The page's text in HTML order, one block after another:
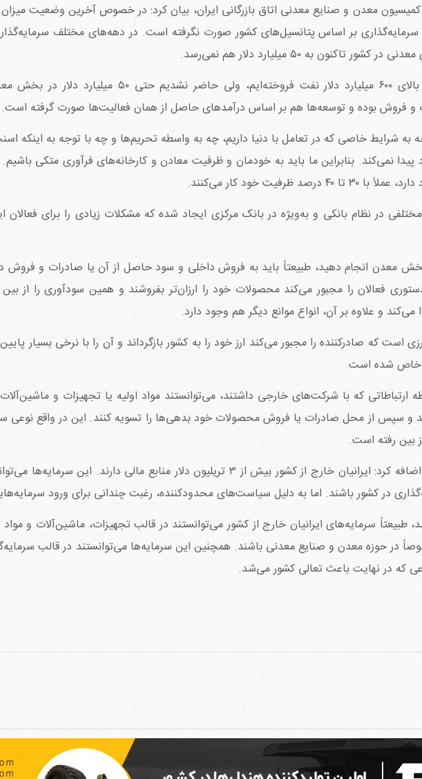
معدن و صنایع معدنی اتاق بازرگانی ایران، بیان کرد: در خصوص آخرین وضعیت میزان
سرمایه‌گذاری بر اساس پتانسیل‌های کشور صورت نگرفته است. در دهه‌های مختلف
به ۵۰ میلیارد دلار هم نمی‌رسد.
وی افزود: این در حالی است که ما در مقاطعی بالای ۶۰۰ میلیارد دلار نفت
و فروش بوده و توسعه‌ها هم بر اساس درآمدهای حاصل از همان فعالیت‌ها صورت گرفته است.
به شرایط خاصی که در تعامل با دنیا داریم، چه به واسطه تحریم‌ها و چه با توجه به اینکه
نمی‌کند. بنابراین ما باید به خودمان و ظرفیت معادن و کارخانه‌های فرآوری متکی باشیم.
خود کار می‌کنند.
در نظام بانکی و به‌ویژه در بانک مرکزی ایجاد شده که مشکلات زیادی را برای فعالان
معدن انجام دهید، طبیعتاً باید به فروش داخلی و سود حاصل از آن یا صادرات و فروش
فعالان را مجبور می‌کند محصولات خود را ارزان‌تر بفروشند و همین سودآوری را از
و علاوه بر آن، انواع موانع دیگر هم وجود دارد.
است که صادرکننده را مجبور می‌کند ارز خود را به کشور بازگرداند و آن را با نرخی بسیار
خاص شده است.
ارتباطاتی که با شرکت‌های خارجی داشتند، می‌توانستند مواد اولیه یا تجهیزات و
و سپس از محل صادرات یا فروش محصولات خود بدهی‌ها را تسویه کنند. این در واقع نوعی
بین رفته است.
رئیس کمیسیون معدن و صنایع معدنی اتاق ایران اضافه کرد: ایرانیان خارج از کشور بیش از ۳ تریلیون دلار منابع
در کشور باشند. اما به دلیل سیاست‌های محدودکننده، رغبت چندانی برای ورود
سرمایه‌های ایرانیان خارج از کشور می‌توانستند در قالب تجهیزات، ماشین‌آلات و مواد
در حوزه معدن و صنایع معدنی باشند. همچنین این سرمایه‌ها می‌توانستند در قالب
که در نهایت باعث تعالی کشور می‌شد.